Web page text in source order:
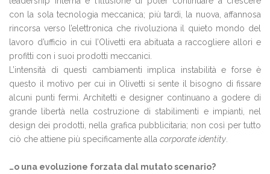
con la sola tecnologia meccanica; più tardi, la nuova, affannosa
rincorsa verso l’elettronica che rivoluziona il quieto mondo del
lavoro d’ufficio in cui l’Olivetti era abituata a raccogliere allori e
profitti con i suoi prodotti meccanici.
L’intensità di questi cambiamenti implica instabilità e forse è
questo il motivo per cui in Olivetti si sente il bisogno di fissare
alcuni punti fermi. Architetti e designer continuano a godere di
grande libertà nella costruzione di stabilimenti e impianti, nel
design dei prodotti, nella grafica pubblicitaria; non così per tutto
ciò che attiene più specificamente alla corporate identity
…o una evoluzione forzata dal mutato scenario?